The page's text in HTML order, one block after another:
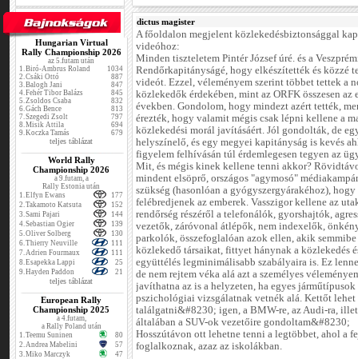
Hungarian Virtual
Rally Championship 2026
az 5.futam után
1.Biró-Ambrus Roland
1034
2.Csáki Ottó
887
3.Balogh Jani
847
4.Fehér Tibor Balázs
845
5.Zsoldos Csaba
832
6.Gách Bence
813
7.Szegedi Zsolt
797
8.Misik Attila
694
9.Koczka Tamás 679
teljes táblázat
World Rally
Championship 2026
a 9.futam, a
Rally Estonia után
1.Elfyn Ewans
177
2.Takamoto Katsuta
152
3.Sami Pajari
144
4.Sebastian Ogier
139
5.Oliver Solberg
130
6.Thierry Neuville
111
7.Adrien Fourmaux
111
8.Esapekka Lappi
25
9.Hayden Paddon 21
teljes táblázat
European Rally
Championship 2025
a 4.futam,
a Rally Poland után
1.Teemu Suninen
80
2.Andrea Mabelini
57
3.Miko Marczyk
47
dictus magister
A főoldalon megjelent közlekedésbiztonsággal
videóhoz:
Minden tiszteletem Pintér József úré. és a
Rendőrkapitányságé, hogy elkészítették és közzé
videót. Ezzel, véleményem szerint többet tettek a
közlekedők érdekében, mint az ORFK összesen az
években. Gondolom, hogy mindezt azért tették,
érezték, hogy valamit mégis csak lépni kellene a
közlekedési morál javításáért. Jól gondolták, de
helyszínelő, és egy megyei kapitányság is kevés
figyelem felhívásán túl érdemlegesen tegyen az
Mit, és mégis kinek kellene tenni akkor?
mindent elsöprő, országos "agymosó"
szükség (hasonlóan a gyógyszergyárakéhoz), hogy
felébredjenek az emberek. Vasszigor kellene az
rendőrség részéről a telefonálók, gyorshajtók,
vezetők, záróvonal átlépők, nem indexelők,
parkolók, összefoglalóan azok ellen, akik
közlekedő társaikat, fittyet hánynak a közlekedés
együttélés legminimálisabb szabályaira is. Ez
de nem rejtem véka alá azt a személyes
javíthatna az is a helyzeten, ha egyes
pszichológiai vizsgálatnak vetnék alá. Kettőt lehet
találgatni&#8230; igen, a BMW-re, az Audi-ra,
általában a SUV-ok vezetőire gondoltam&#8230;
Hosszútávon ott lehetne tenni a legtöbbet, ahol a
foglalkoznak, azaz az iskolákban.